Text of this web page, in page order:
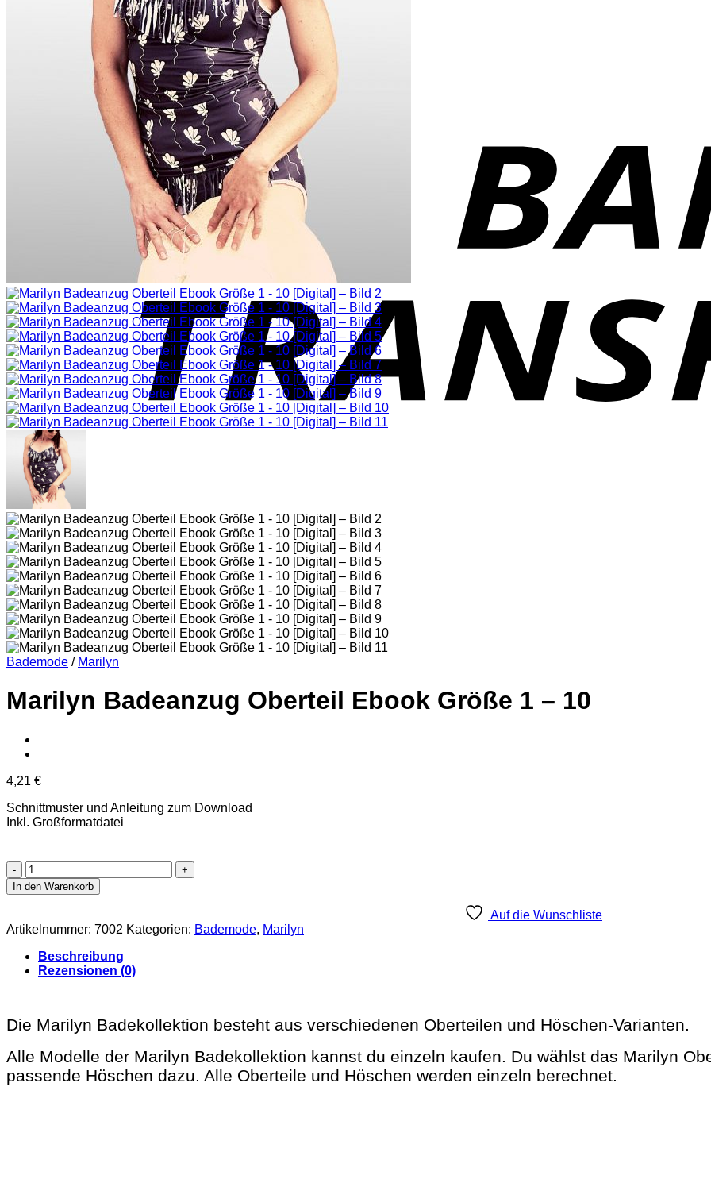
Bademode / Marilyn
Marilyn Badeanzug Oberteil Ebook Größe 1 – 10
4,21 €
Schnittmuster und Anleitung zum Download
Inkl. Großformatdatei
Marilyn
Badeanzug
Oberteil
Größe
-
10
In den Warenkorb
Auf die Wunschliste
Artikelnummer: 7002 Kategorien: Bademode, Marilyn
Beschreibung
Rezensionen (0)
Die Marilyn Badekollektion besteht aus verschiedenen Oberteilen und Höschen-Varianten.
Alle Modelle der Marilyn Badekollektion kannst du einzeln kaufen. Du wählst das Marilyn
passende Höschen dazu. Alle Oberteile und Höschen werden einzeln berechnet.